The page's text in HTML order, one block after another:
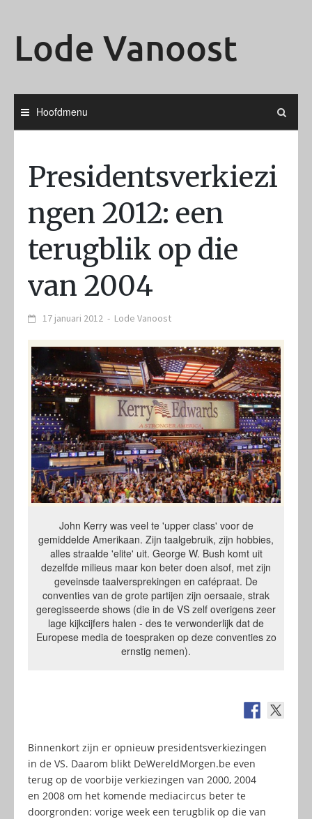
Lode Vanoost
Hoofdmenu
Presidentsverkiezi
ngen 2012: een
terugblik op die
van 2004
17 januari 2012 - Lode Vanoost
John Kerry was veel te 'upper class' voor de
gemiddelde Amerikaan. Zijn taalgebruik, zijn hobbies,
alles straalde 'elite' uit. George W. Bush komt uit
dezelfde milieus maar kon beter doen alsof, met zijn
geveinsde taalversprekingen en cafépraat. De
conventies van de grote partijen zijn oersaaie, strak
geregisseerde shows (die in de VS zelf overigens zeer
lage kijkcijfers halen - des te verwonderlijk dat de
Europese media de toespraken op deze conventies zo
ernstig nemen).
Binnenkort zijn er opnieuw presidentsverkiezingen
in de VS. Daarom blikt DeWereldMorgen.be even
terug op de voorbije verkiezingen van 2000, 2004
en 2008 om het komende mediacircus beter te
doorgronden: vorige week een terugblik op die van